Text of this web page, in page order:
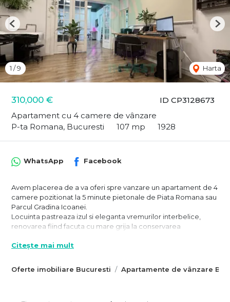
ID CP3128673
310,000 €
Apartament cu 4 camere de vânzare
P-ta Romana, Bucuresti
107 mp 1928
1 /9 Harta
Previous
Oferte imobiliare Bucuresti Apartamente de vânzare
WhatsApp Facebook
Avem placerea de a va oferi spre vanzare un apartament de 4
camere pozitionat la 5 minute pietonale de Piata Romana sau
Parcul Gradina Icoanei.
Locuinta pastreaza izul si eleganta vremurilor interbelice,
renovarea fiind facuta cu mare grija la conservarea
fost restaurate. Proprietatea fost renovata de la caramida si a
precum si reconditionarea tamplăriei si actualizarea
Citește mai mult